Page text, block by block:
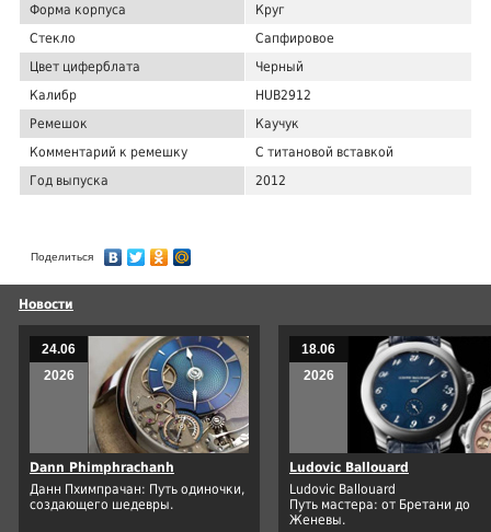
Форма корпуса
Круг
Стекло
Сапфировое
Цвет циферблата
Черный
Калибр
HUB2912
Ремешок
Каучук
Комментарий к ремешку
С титановой вставкой
Год выпуска
2012
Поделиться
Новости
24.06
2026
Dann Phimphrachanh
Данн Пхимпрачан: Путь одиночки,
создающего шедевры.
18.06
2026
Ludovic Ballouard
Ludovic Ballouard
Путь мастера: от Бретани до
Женевы.